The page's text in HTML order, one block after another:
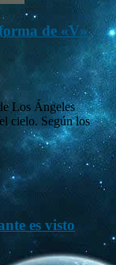
de «V»
Los Ángeles
cielo. Según los
es visto